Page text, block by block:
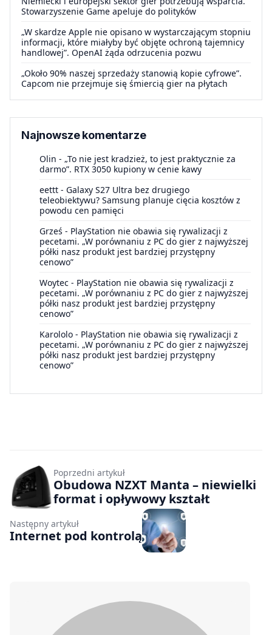
Stowarzyszenie Game apeluje do polityków
„W skardze Apple nie opisano w wystarczającym stopniu
informacji, które miałyby być objęte ochroną tajemnicy
handlowej”. OpenAI żąda odrzucenia pozwu
„Około 90% naszej sprzedaży stanowią kopie cyfrowe”.
Capcom nie przejmuje się śmiercią gier na płytach
Najnowsze komentarze
Olin - „To nie jest kradzież, to jest praktycznie za
darmo”. RTX 3050 kupiony w cenie kawy
eettt - Galaxy S27 Ultra bez drugiego
teleobiektywu? Samsung planuje cięcia kosztów z
powodu cen pamięci
Grześ - PlayStation nie obawia się rywalizacji z
pecetami. „W porównaniu z PC do gier z najwyższej
półki nasz produkt jest bardziej przystępny
cenowo”
Woytec - PlayStation nie obawia się rywalizacji z
pecetami. „W porównaniu z PC do gier z najwyższej
półki nasz produkt jest bardziej przystępny
cenowo”
Karololo - PlayStation nie obawia się rywalizacji z
pecetami. „W porównaniu z PC do gier z najwyższej
półki nasz produkt jest bardziej przystępny
cenowo”
Poprzedni artykuł
Obudowa NZXT Manta – niewielki
format i opływowy kształt
Następny artykuł
Internet pod kontrolą